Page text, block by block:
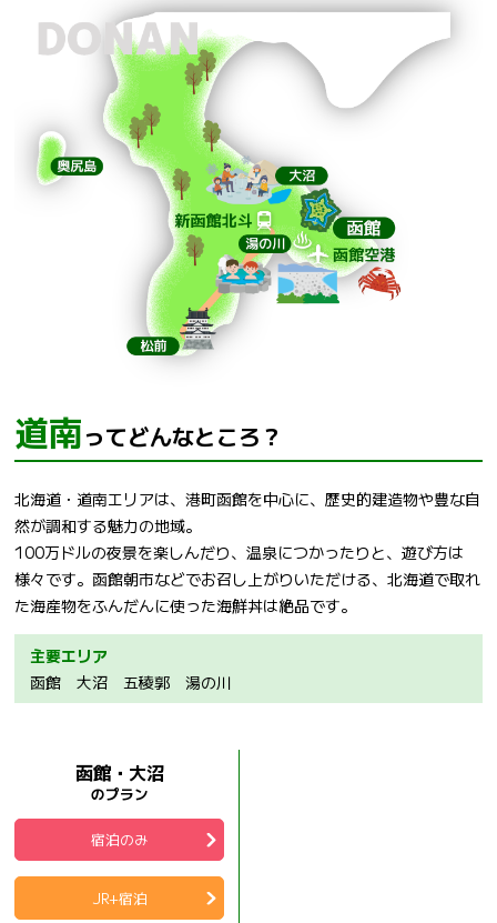
道南ってどんなところ？
北海道・道南エリアは、港町函館を中心に、歴史的建造物や豊な自
然が調和する魅力の地域。
100万ドルの夜景を楽しんだり、温泉につかったりと、遊び方は
様々です。函館朝市などでお召し上がりいただける、北海道で取れ
た海産物をふんだんに使った海鮮丼は絶品です。
主要エリア
函館 大沼 五稜郭 湯の川
函館・大沼
のプラン
宿泊のみ
JR+宿泊